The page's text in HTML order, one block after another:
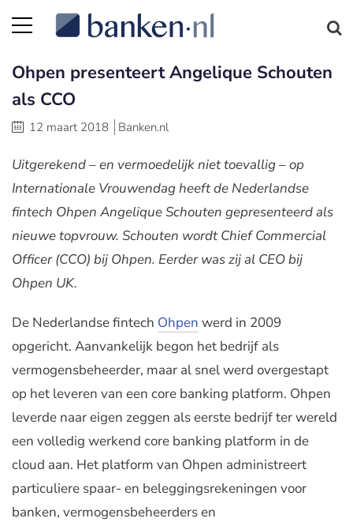
Ohpen presenteert Angelique Schouten
als CCO
12 maart 2018 Banken.nl
Uitgerekend – en vermoedelijk niet toevallig – op
Internationale Vrouwendag heeft de Nederlandse
fintech Ohpen Angelique Schouten gepresenteerd als
nieuwe topvrouw. Schouten wordt Chief Commercial
Officer (CCO) bij Ohpen. Eerder was zij al CEO bij
Ohpen UK.
De Nederlandse fintech Ohpen werd in 2009
opgericht. Aanvankelijk begon het bedrijf als
vermogensbeheerder, maar al snel werd overgestapt
op het leveren van een core banking platform. Ohpen
leverde naar eigen zeggen als eerste bedrijf ter wereld
een volledig werkend core banking platform in de
cloud aan. Het platform van Ohpen administreert
particuliere spaar- en beleggingsrekeningen voor
banken, vermogensbeheerders en